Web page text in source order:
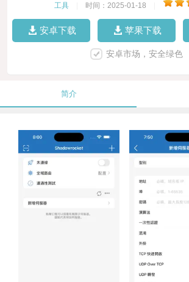
工具 时间：2025-01-18
安卓下载 苹果下载
安卓市场，安全绿色
简介